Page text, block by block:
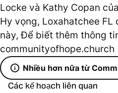
Locke và Kathy Copan
Hy vọng, Loxahatchee FL
này, Để biết thêm thông
communityofhope.church
Nhiều hơn nữa từ
Các kế hoạch liên quan